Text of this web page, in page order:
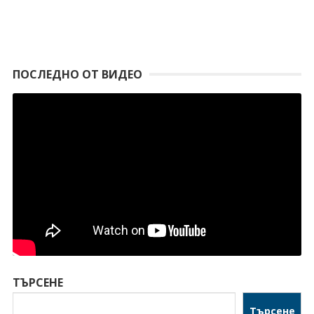
ПОСЛЕДНО ОТ ВИДЕО
ТЪРСЕНЕ
Търсене